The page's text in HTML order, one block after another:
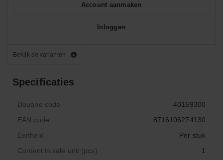
Bekijk de varianten
Specificaties
Douane code
40169300
EAN code
8716106274130
Eenheid
Per stuk
Content in sale unit (pcs)
1
Account aanmaken
Inloggen